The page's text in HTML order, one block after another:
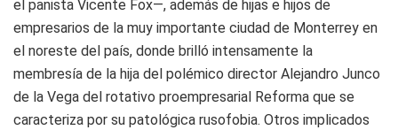
el panista Vicente Fox—, además de hijas e hijos de
empresarios de la muy importante ciudad de Monterrey en
el noreste del país, donde brilló intensamente la
membresía de la hija del polémico director Alejandro Junco
de la Vega del rotativo proempresarial Reforma que se
caracteriza por su patológica rusofobia. Otros implicados